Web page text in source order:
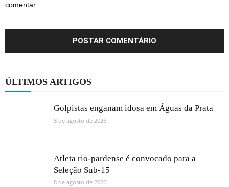
comentar.
ÚLTIMOS ARTIGOS
Golpistas enganam idosa em Águas da Prata
8 de agosto de 2026
Atleta rio-pardense é convocado para a
Seleção Sub-15
8 de agosto de 2026